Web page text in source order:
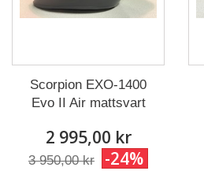
Scorpion EXO-1400
Evo II Air mattsvart
2 995,00 kr
3 950,00 kr -24%